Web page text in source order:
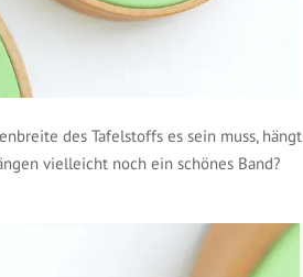
des Tafelstoffs es sein muss, hängt
vielleicht noch ein schönes Band?